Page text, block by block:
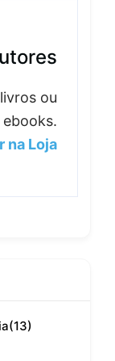
ou
ebooks.
na Loja
(13)